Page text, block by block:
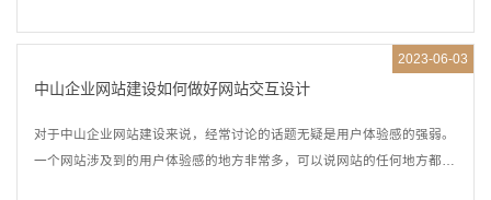
中山企业网站建设如何做好网站交互设计
对于中山企业网站建设来说，经常讨论的话题无疑是用户体验感的强弱。
一个网站涉及到的用户体验感的地方非常多，可以说网站的任何地方都
2023-06-03